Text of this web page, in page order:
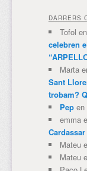
DARRERS
Tofol en
celebren
Marta
Sant
trobam?
Pepen
emma
Cardassar
Mateu
Mateu